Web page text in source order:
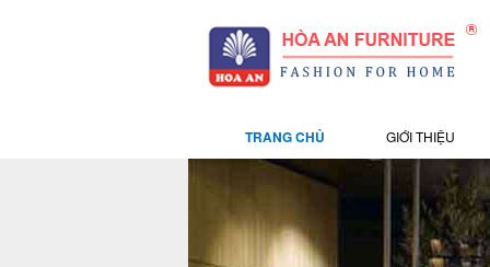
TRANG CHỦ GIỚI THIỆU